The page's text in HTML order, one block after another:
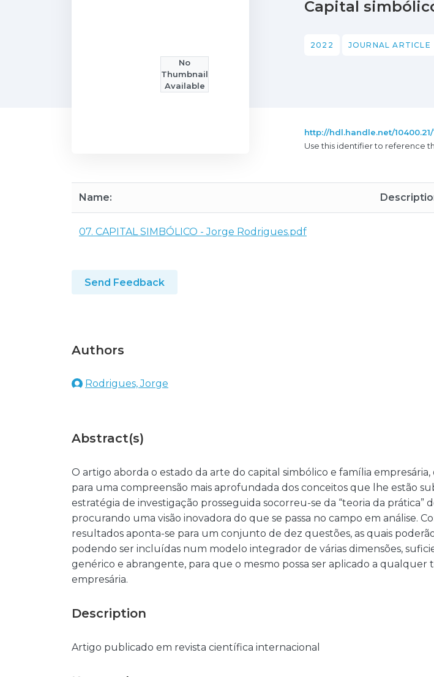
No
Thumbnail
Available
Capital
2022 JOURNAL ARTICLE
http://hdl.handle.net/10400.21/
Use this identifier to reference
Name:
07. CAPITAL SIMBÓLICO - Jorge Rodrigues.pdf
Send Feedback
Authors
Rodrigues, Jorge
Abstract(s)
O artigo aborda o estado da arte do capital simbólico e família
para uma compreensão mais aprofundada dos conceitos que lhe estão
estratégia de investigação prosseguida socorreu-se da “teoria da prática”
procurando uma visão inovadora do que se passa no campo em análise.
resultados aponta-se para um conjunto de dez questões, as quais
podendo ser incluídas num modelo integrador de várias dimensões,
genérico e abrangente, para que o mesmo possa ser aplicado a qualquer
empresária.
Description
Artigo publicado em revista científica internacional